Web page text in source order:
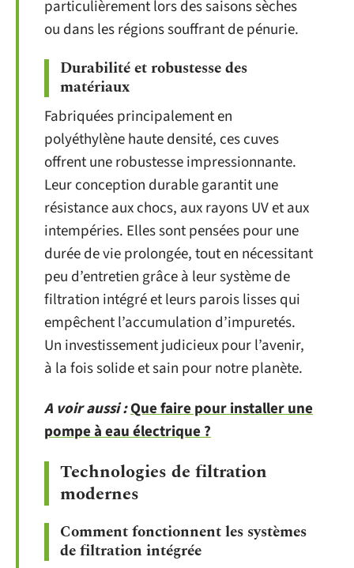
particulièrement lors des saisons sèches
ou dans les régions souffrant de pénurie.
Durabilité et robustesse des
matériaux
Fabriquées principalement en
polyéthylène haute densité, ces cuves
offrent une robustesse impressionnante.
Leur conception durable garantit une
résistance aux chocs, aux rayons UV et aux
intempéries. Elles sont pensées pour une
durée de vie prolongée, tout en nécessitant
peu d’entretien grâce à leur système de
filtration intégré et leurs parois lisses qui
empêchent l’accumulation d’impuretés.
Un investissement judicieux pour l’avenir,
à la fois solide et sain pour notre planète.
A voir aussi :Que faire pour installer une
pompe à eau électrique ?
Technologies de filtration
modernes
Comment fonctionnent les systèmes
de filtration intégrée